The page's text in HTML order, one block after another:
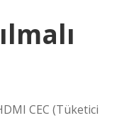
CEC (Tüketici